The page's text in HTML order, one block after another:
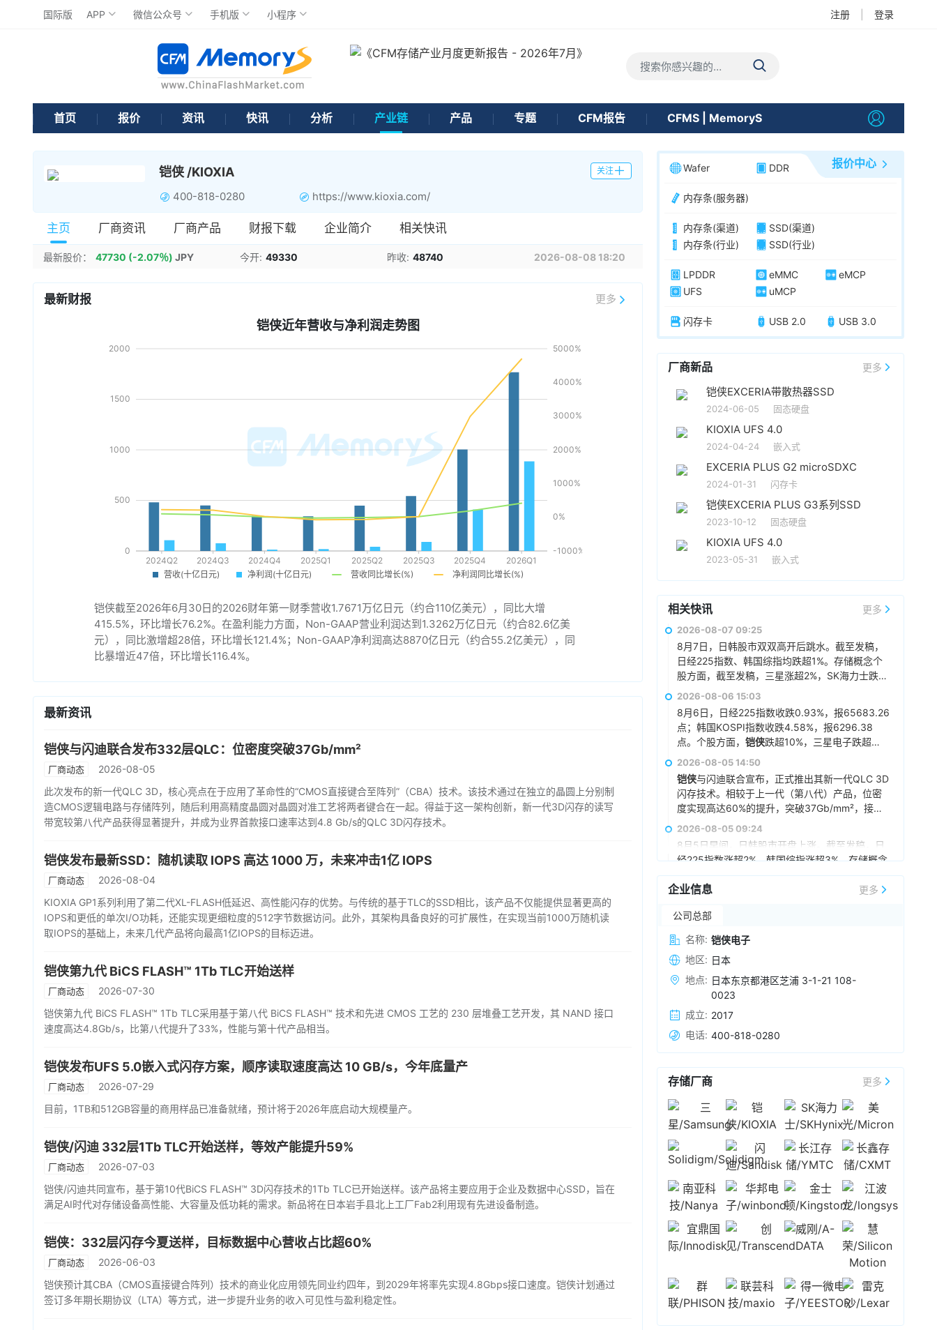
国际版 APP 微信公众号 手机版 小程序 注册 登录
首页 报价 资讯 快讯 分析 产业链 产品 专题 CFM报告 CFMS | MemoryS
铠侠 /KIOXIA 关注
400-818-0280 https://www.kioxia.com/
主页 厂商资讯 厂商产品 财报下载 企业简介 相关快讯
最新股价： 47730 (-2.07％) JPY 今开: 49330 昨收: 48740 2026-08-08 18:20
最新财报 更多
铠侠近年营收与净利润走势图
铠侠截至2026年6月30日的2026财年第一财季营收1.7671万亿日元（约合110亿美元），同比大增
415.5%，环比增长76.2%。在盈利能力方面，Non-GAAP营业利润达到1.3262万亿日元（约合82.6亿美
元），同比激增超28倍，环比增长121.4%；Non-GAAP净利润高达8870亿日元（约合55.2亿美元），同
比暴增近47倍，环比增长116.4%。
最新资讯
铠侠与闪迪联合发布332层QLC：位密度突破37Gb/mm²
厂商动态
2026-08-05
此次发布的新一代QLC 3D，核心亮点在于应用了革命性的“CMOS直接键合至阵列”（CBA）技术。该技术通过在独立的晶圆上分别制
造CMOS逻辑电路与存储阵列，随后利用高精度晶圆对晶圆对准工艺将两者键合在一起。得益于这一架构创新，新一代3D闪存的读写
带宽较第八代产品获得显著提升，并成为业界首款接口速率达到4.8 Gb/s的QLC 3D闪存技术。
铠侠发布最新SSD：随机读取 IOPS 高达 1000 万，未来冲击1亿 IOPS
厂商动态
2026-08-04
KIOXIA GP1系列利用了第二代XL-FLASH低延迟、高性能闪存的优势。与传统的基于TLC的SSD相比，该产品不仅能提供显著更高的
IOPS和更低的单次I/O功耗，还能实现更细粒度的512字节数据访问。此外，其架构具备良好的可扩展性，在实现当前1000万随机读
取IOPS的基础上，未来几代产品将向最高1亿IOPS的目标迈进。
铠侠第九代 BiCS FLASH™ 1Tb TLC开始送样
厂商动态
2026-07-30
铠侠第九代 BiCS FLASH™ 1Tb TLC采用基于第八代 BiCS FLASH™ 技术和先进 CMOS 工艺的 230 层堆叠工艺开发，其 NAND 接口
速度高达4.8Gb/s，比第八代提升了33%，性能与第十代产品相当。
铠侠发布UFS 5.0嵌入式闪存方案，顺序读取速度高达 10 GB/s，今年底量产
厂商动态
2026-07-29
目前，1TB和512GB容量的商用样品已准备就绪，预计将于2026年底启动大规模量产。
铠侠/闪迪 332层1Tb TLC开始送样，等效产能提升59%
厂商动态
2026-07-03
铠侠/闪迪共同宣布，基于第10代BiCS FLASH™ 3D闪存技术的1Tb TLC已开始送样。该产品将主要应用于企业及数据中心SSD，旨在
满足AI时代对存储设备高性能、大容量及低功耗的需求。新品将在日本岩手县北上工厂Fab2利用现有先进设备制造。
铠侠：332层闪存今夏送样，目标数据中心营收占比超60%
厂商动态
2026-06-03
铠侠预计其CBA（CMOS直接键合阵列）技术的商业化应用领先同业约四年，到2029年将率先实现4.8Gbps接口速度。铠侠计划通过
签订多年期长期协议（LTA）等方式，进一步提升业务的收入可见性与盈利稳定性。
报价中心
Wafer DDR
内存条(服务器)
内存条(渠道)
SSD(渠道)
内存条(行业)
SSD(行业)
LPDDR eMMC
eMCP
UFS
uMCP
闪存卡 USB 2.0 USB 3.0
厂商新品 更多
铠侠EXCERIA带散热器SSD
2024-06-05 固态硬盘
KIOXIA UFS 4.0
2024-04-24 嵌入式
EXCERIA PLUS G2 microSDXC
2024-01-31 闪存卡
铠侠EXCERIA PLUS G3系列SSD
2023-10-12 固态硬盘
KIOXIA UFS 4.0
2023-05-31 嵌入式
相关快讯 更多
2026-08-07 09:25
8月7日，日韩股市双双高开后跳水。截至发稿，
日经225指数、韩国综指均跌超1%。存储概念个
股方面，截至发稿，三星涨超2%，SK海力士跌超
1%， 铠侠 跌超6%。
2026-08-06 15:03
8月6日，日经225指数收跌0.93%，报65683.26
点；韩国KOSPI指数收跌4.58%，报6296.38
点。个股方面， 铠侠跌超10%，三星电子跌超
6%，SK海力士跌超10%。
2026-08-05 14:50
铠侠与闪迪联合宣布，正式推出其新一代QLC 3D
闪存技术。相较于上一代（第八代）产品，位密
度实现高达60%的提升，突破37Gb/mm²，接口
速率达到4.8 Gb/s，在位密度、性能及能效方面
2026-08-05 09:24
8月5日早间，日韩股市开盘上涨。截至发稿，日
经225指数涨超2%，韩国综指涨超3%。存储概念
个股方面，截至发稿，三星涨超2%，SK海力士涨
超5%，铠侠
2026-08-04 16:59
铠侠发布
1000 万。该系列SSD采用
第二代闪存，实现基于闪存的内存扩展，以满足
评估样品将于 2026 年底前提供给部分客户。
2026-08-03 15:13
铠侠8月3日发布公告称，旗下子公司在涉及美国
卫星通信企业Viasat的诉讼中被美国得州西区联
度计提诉讼损失准备金。
Viasat的主张及该判决完全不可接受，并打算采
取一切可行的法律手段，包括在必要时提起上
诉。
8月3日，日韩股市开盘走弱。截止发稿，日经
股方面，截至发稿，三星跌超6%，SK海力士跌超
5%，
铠侠
铠侠
正按计划推进2028年实现与关键客户的长期
协议（LTA）覆盖50%出货量的目标，但不会以大
幅降价为代价签署长协。现阶段和客户主要磋商
周期覆盖至 2027–2028 年；近期部分客户希望
签订周期更长的框架协议，双方正在积极对接。
2026-07-31 16:23
争夺市场份额而投入高额资本支出。
2026-07-31 09:17
7月31日，日韩股市高开高走。韩国KOSPI指数日
内暴涨15%，创下1980年有数据统计以来盘中最
大涨幅纪录。截止发稿，日经225指数和韩国综指
稿，三星涨超22%，SK海力士涨超17%， 铠侠涨
超31%。
企业信息 更多
公司总部
名称: 铠侠电子
地区: 日本
地点: 日本东京都港区芝浦 3-1-21 108-
0023
成立: 2017
电话: 400-818-0280
存储厂商 更多